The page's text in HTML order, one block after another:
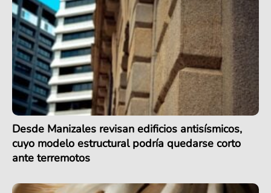
Desde Manizales revisan edificios antisísmicos,
cuyo modelo estructural podría quedarse corto
ante terremotos